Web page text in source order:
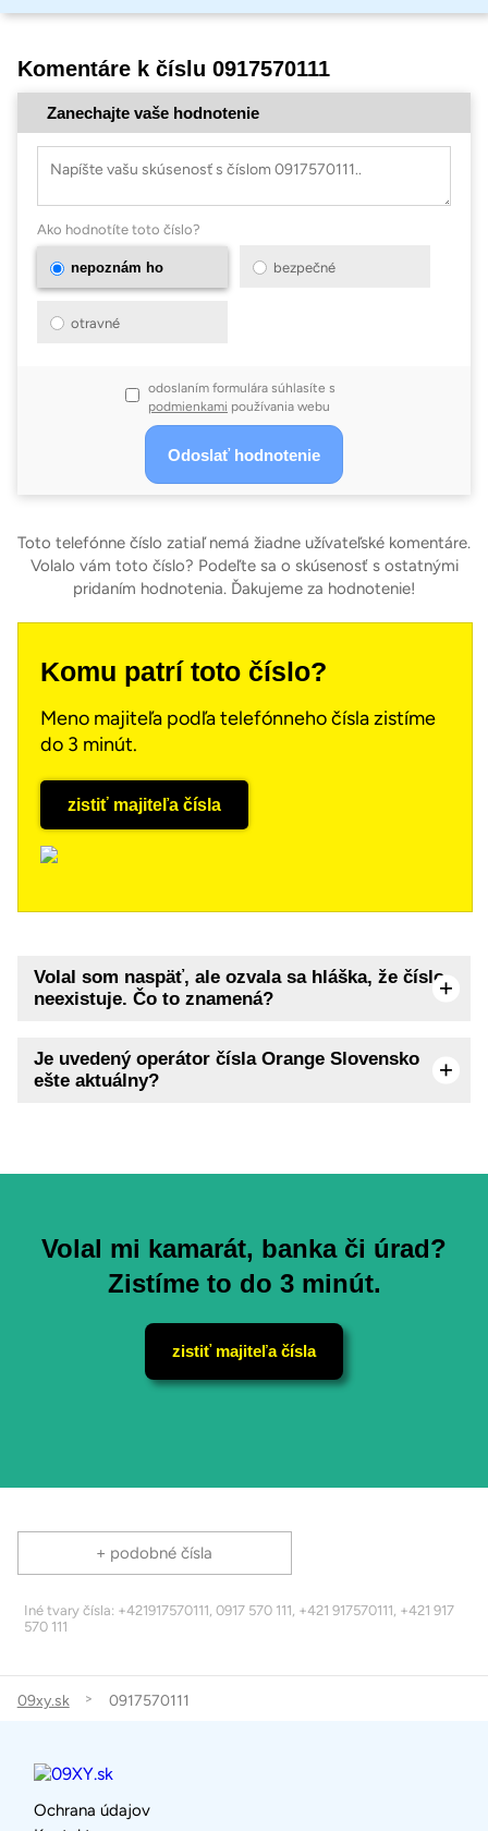
Komentáre k číslu 0917570111
Zanechajte vaše hodnotenie
Ako hodnotíte toto číslo?
nepoznám ho bezpečné
otravné
odoslaním formulára súhlasíte s
podmienkami používania webu
Toto telefónne číslo zatiaľ nemá žiadne užívateľské komentáre.
Volalo vám toto číslo? Podeľte sa o skúsenosť s ostatnými
pridaním hodnotenia. Ďakujeme za hodnotenie!
Komu patrí toto číslo?
Meno majiteľa podľa telefónneho čísla zistíme
do 3 minút.
zistiť majiteľa čísla
Volal som naspäť, ale ozvala sa hláška, že číslo
neexistuje. Čo to znamená?
Je uvedený operátor čísla Orange Slovensko
ešte aktuálny?
Volal mi kamarát, banka či úrad?
Zistíme to do 3 minút.
zistiť majiteľa čísla
+ podobné čísla
Iné tvary čísla: +421917570111, 0917 570 111, +421 917570111, +421 917
570 111
09xy.sk 0917570111
Ochrana údajov